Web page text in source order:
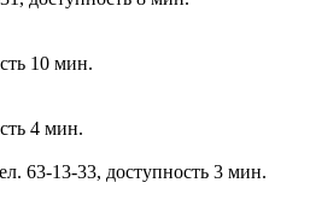
10 мин.
4 мин.
63-13-33, доступность 3 мин.